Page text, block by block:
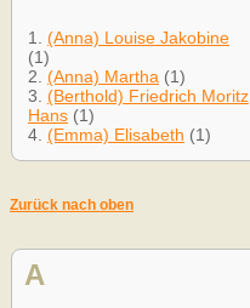
1. (Anna) Louise Jakobine
(1)
2. (Anna) Martha (1)
3. (Berthold) Friedrich Moritz
Hans (1)
4. (Emma) Elisabeth (1)
Zurück nach oben
A